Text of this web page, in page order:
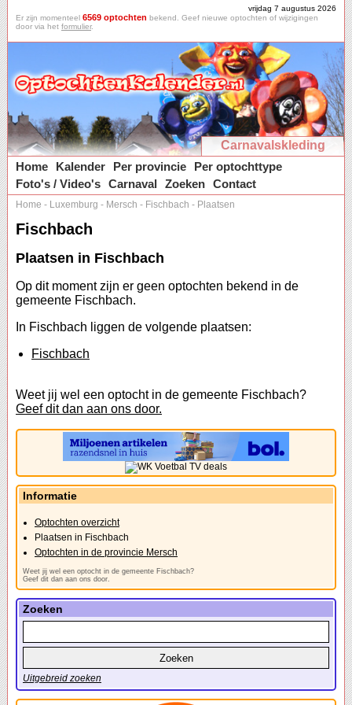
vrijdag 7 augustus 2026
Er zijn momenteel 6569 optochten bekend. Geef nieuwe optochten of wijzigingen
door via het formulier.
Carnavalskleding
Home
Kalender Per provincie
Per optochttype
Foto's / Video's Carnaval Zoeken Contact
Home - Luxemburg - Mersch - Fischbach - Plaatsen
Fischbach
Plaatsen in Fischbach
Op dit moment zijn er geen optochten bekend in de
gemeente Fischbach.
In Fischbach liggen de volgende plaatsen:
Fischbach
Weet jij wel een optocht in de gemeente Fischbach?
Geef dit dan aan ons door.
Informatie
Optochten overzicht
Plaatsen in Fischbach
Optochten in de provincie Mersch
Weet jij wel een optocht in de gemeente Fischbach?
Geef dit dan aan ons door.
Zoeken
Uitgebreid zoeken